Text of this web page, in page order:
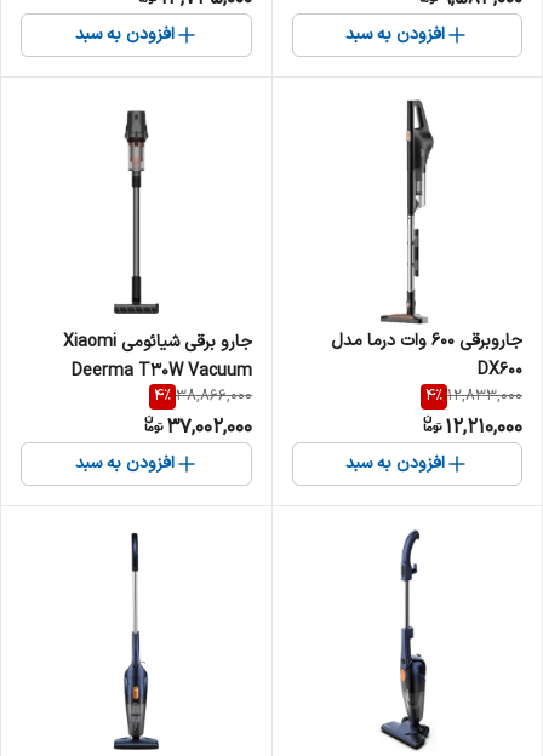
افزودن به سبد افزودن به سبد
جاروبرقی 600 وات درما مدل
DX600
12,833,000
4%
12,210,000
افزودن به سبد
جارو برقی شیائومی Xiaomi
Deerma T30W Vacuum
Cleaner توان 240 وات
38,866,000
4%
37,002,000
افزودن به سبد